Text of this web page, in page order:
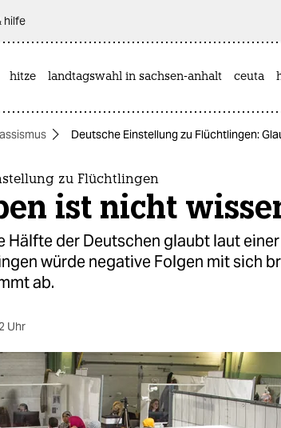
hilfe
hitze landtagswahl in sachsen-anhalt ceuta
Deutsche Einstellung zu Flüchtlingen:
zu Flüchtlingen
ist nicht
Hälfte der Deutschen glaubt laut
würde negative Folgen mit sich
ab.
Uhr